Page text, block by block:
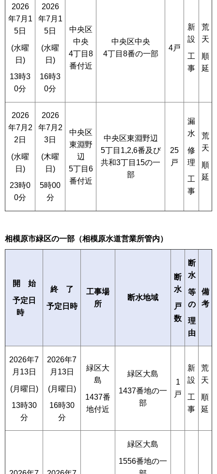
2026
年7月1
5日
(水曜
日)
13時3
0分
2026
年7月1
5日
(水曜
日)
16時3
0分
中央区
中央
4丁目8
番付近
中央区中央
4丁目8番の一部
4戸
新
設
工
事
荒
天
順
延
2026
年7月2
2日
(水曜
日)
23時0
0分
2026
年7月2
3日
(木曜
日)
5時00
分
中央区
東淵野
辺
5丁目6
番付近
中央区東淵野辺
5丁目1,2,6番及び
共和3丁目15の一
部
25
戸
漏
水
修
理
工
事
荒
天
順
延
相模原市緑区の一部（相模原水道営業所管内）
開 始
予定日
時
終 了
予定日時
工事場
所
断水地域
断
水
戸
数
断
水
等
の
理
由
備
考
2026年7
月13日
(月曜日)
13時30
分
2026年7
月13日
(月曜日)
16時30
分
緑区大
島
1437番
地付近
緑区大島
1437番地の一
部
1
戸
新
設
工
事
荒
天
順
延
緑区大島
1556番地の一